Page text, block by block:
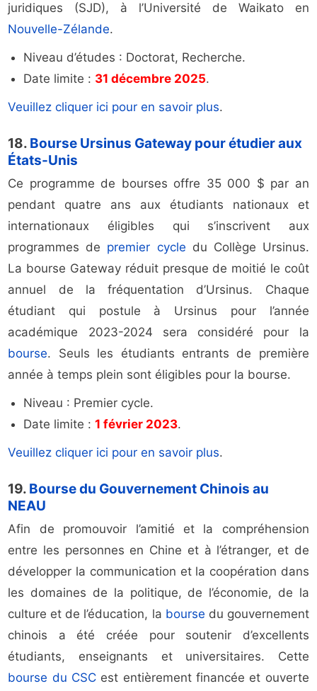
juridiques (SJD), à l’Université de Waikato en
Nouvelle-Zélande.
Niveau d’études : Doctorat, Recherche.
Date limite : 31 décembre 2025.
Veuillez cliquer ici pour en savoir plus.
18. Bourse Ursinus Gateway pour étudier aux
États-Unis
Ce programme de bourses offre 35 000 $ par an
pendant quatre ans aux étudiants nationaux et
internationaux éligibles qui s’inscrivent aux
programmes de premier cycle du Collège Ursinus.
La bourse Gateway réduit presque de moitié le coût
annuel de la fréquentation d’Ursinus. Chaque
étudiant qui postule à Ursinus pour l’année
académique 2023-2024 sera considéré pour la
bourse. Seuls les étudiants entrants de première
année à temps plein sont éligibles pour la bourse.
Niveau : Premier cycle.
Date limite :1 février 2023.
Veuillez cliquer ici pour en savoir plus.
19. Bourse du Gouvernement Chinois au
NEAU
Afin de promouvoir l’amitié et la compréhension
entre les personnes en Chine et à l’étranger, et de
développer la communication et la coopération dans
les domaines de la politique, de l’économie, de la
culture et de l’éducation, la bourse du gouvernement
chinois a été créée pour soutenir d’excellents
étudiants, enseignants et universitaires. Cette
bourse du CSCest entièrement financée et ouverte